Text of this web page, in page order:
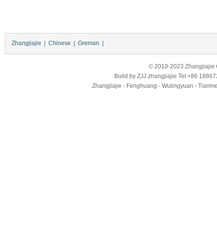
Zhangjiajie Chinese Greman
© 2010-2023 Zhangjiajie
Build by ZJJ zhangjiajie Tel:+86
Zhangjiajie - Fenghuang - Wulingyuan -